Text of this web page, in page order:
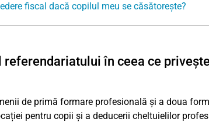
fiscal dacă copilul meu se căsătorește?
referendariatului în ceea ce
de primă formare profesională și a doua
pentru copii și a deducerii cheltuielilor